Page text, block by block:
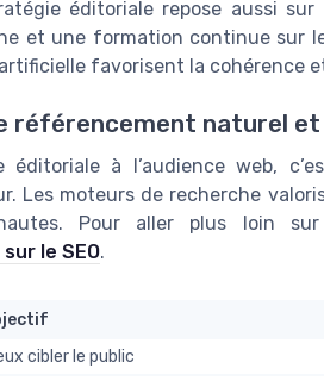
éditoriale repose aussi
et une formation continue sur
favorisent la cohérence
référencement naturel
éditoriale à l’audience web,
Les moteurs de recherche
Pour aller plus loin sur
le SEO.
cibler le public